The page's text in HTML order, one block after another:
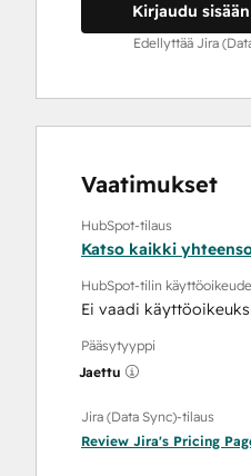
Kirjaudu
Edellyttää Jira
Vaatimukset
HubSpot-tilaus
Katso kaikki
HubSpot-tilin
Ei vaadi
Pääsytyyppi
Jaettu
Jira (Data Sync)-tilaus
Review Jira's Pricing